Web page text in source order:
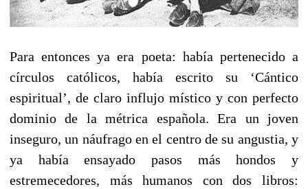
Para entonces ya era poeta: había pertenecido a
círculos católicos, había escrito su ‘Cántico
espiritual’, de claro influjo místico y con perfecto
dominio de la métrica española. Era un joven
inseguro, un náufrago en el centro de su angustia, y
ya había ensayado pasos más hondos y
estremecedores, más humanos con dos libros: